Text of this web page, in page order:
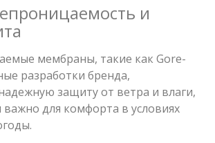
и
мембраны, такие как Gore-
разработки бренда,
защиту от ветра и влаги,
важно для комфорта в условиях